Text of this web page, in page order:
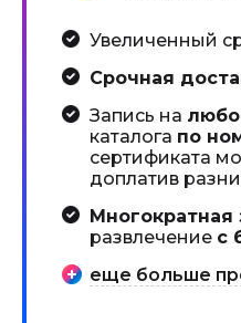
Увеличенный
Срочная
Запись на
каталога по
сертификата
доплатив
Многократная
развлечение с
еще больше